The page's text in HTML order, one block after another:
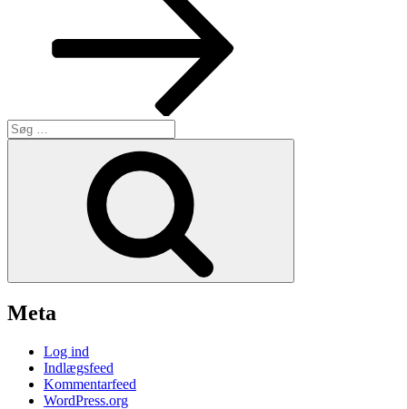
Søg
efter:
Meta
Log ind
Indlægsfeed
Kommentarfeed
WordPress.org